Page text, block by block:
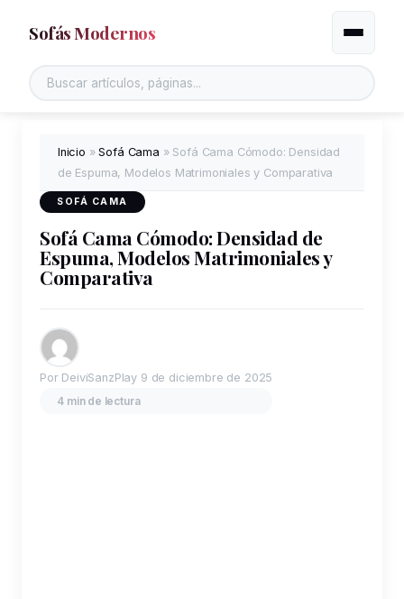
Sofás Modernos Alternar
Inicio »Sofá Cama » Sofá Cama Cómodo: Densidad
de Espuma, Modelos Matrimoniales y Comparativa
SOFÁ CAMA
Sofá Cama Cómodo: Densidad de
Espuma, Modelos Matrimoniales y
Comparativa
Por DeiviSanzPlay 9 de diciembre de 2025
4 min de lectura